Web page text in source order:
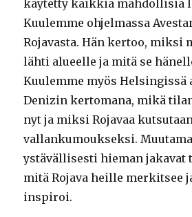
käytetty kaikkia mahdollisia
Kuulemme ohjelmassa
Rojavasta. Hän kertoo, miksi
lähti alueelle ja mitä se
Kuulemme myös Helsingissä
Denizin kertomana, mikä
nyt ja miksi Rojavaa
vallankumoukseksi.
ystävällisesti hieman jakavat
mitä Rojava heille merkitsee
inspiroi.